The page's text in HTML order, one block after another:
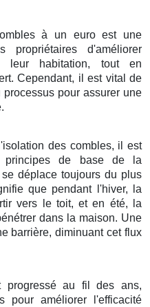
à un euro est une
propriétaires d'améliorer
leur habitation, tout en
Cependant, il est vital de
pour assurer une
des combles, il est
principes de base de la
déplace toujours du plus
que pendant l'hiver, la
vers le toit, et en été, la
dans la maison. Une
barrière, diminuant cet flux
progressé au fil des ans,
pour améliorer l'efficacité